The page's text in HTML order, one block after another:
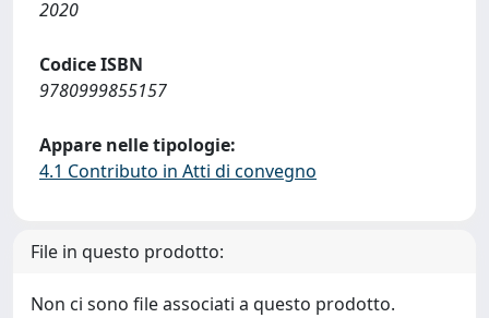
2020
Codice ISBN
9780999855157
Appare nelle tipologie:
4.1 Contributo in Atti di convegno
File in questo prodotto:
Non ci sono file associati a questo prodotto.